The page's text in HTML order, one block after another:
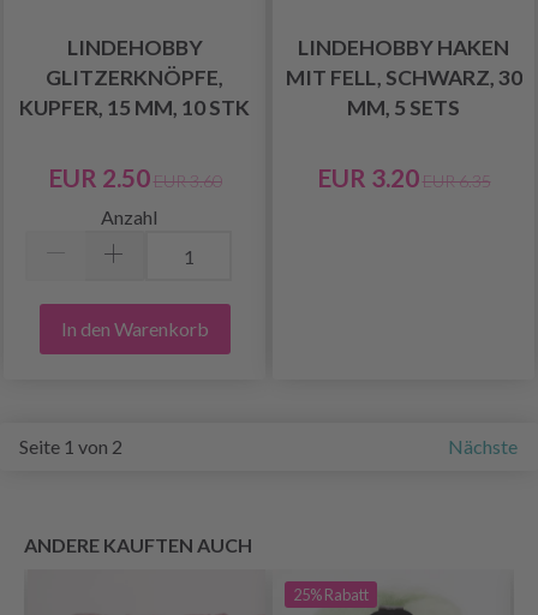
LINDEHOBBY
GLITZERKNÖPFE,
KUPFER, 15 MM, 10 STK
EUR 2.50 EUR 3.60
Anzahl
In den Warenkorb
LINDEHOBBY HAKEN
MIT FELL, SCHWARZ, 30
MM, 5 SETS
EUR 3.20 EUR 6.35
Seite 1 von 2 Nächste
ANDERE KAUFTEN AUCH
25%Rabatt